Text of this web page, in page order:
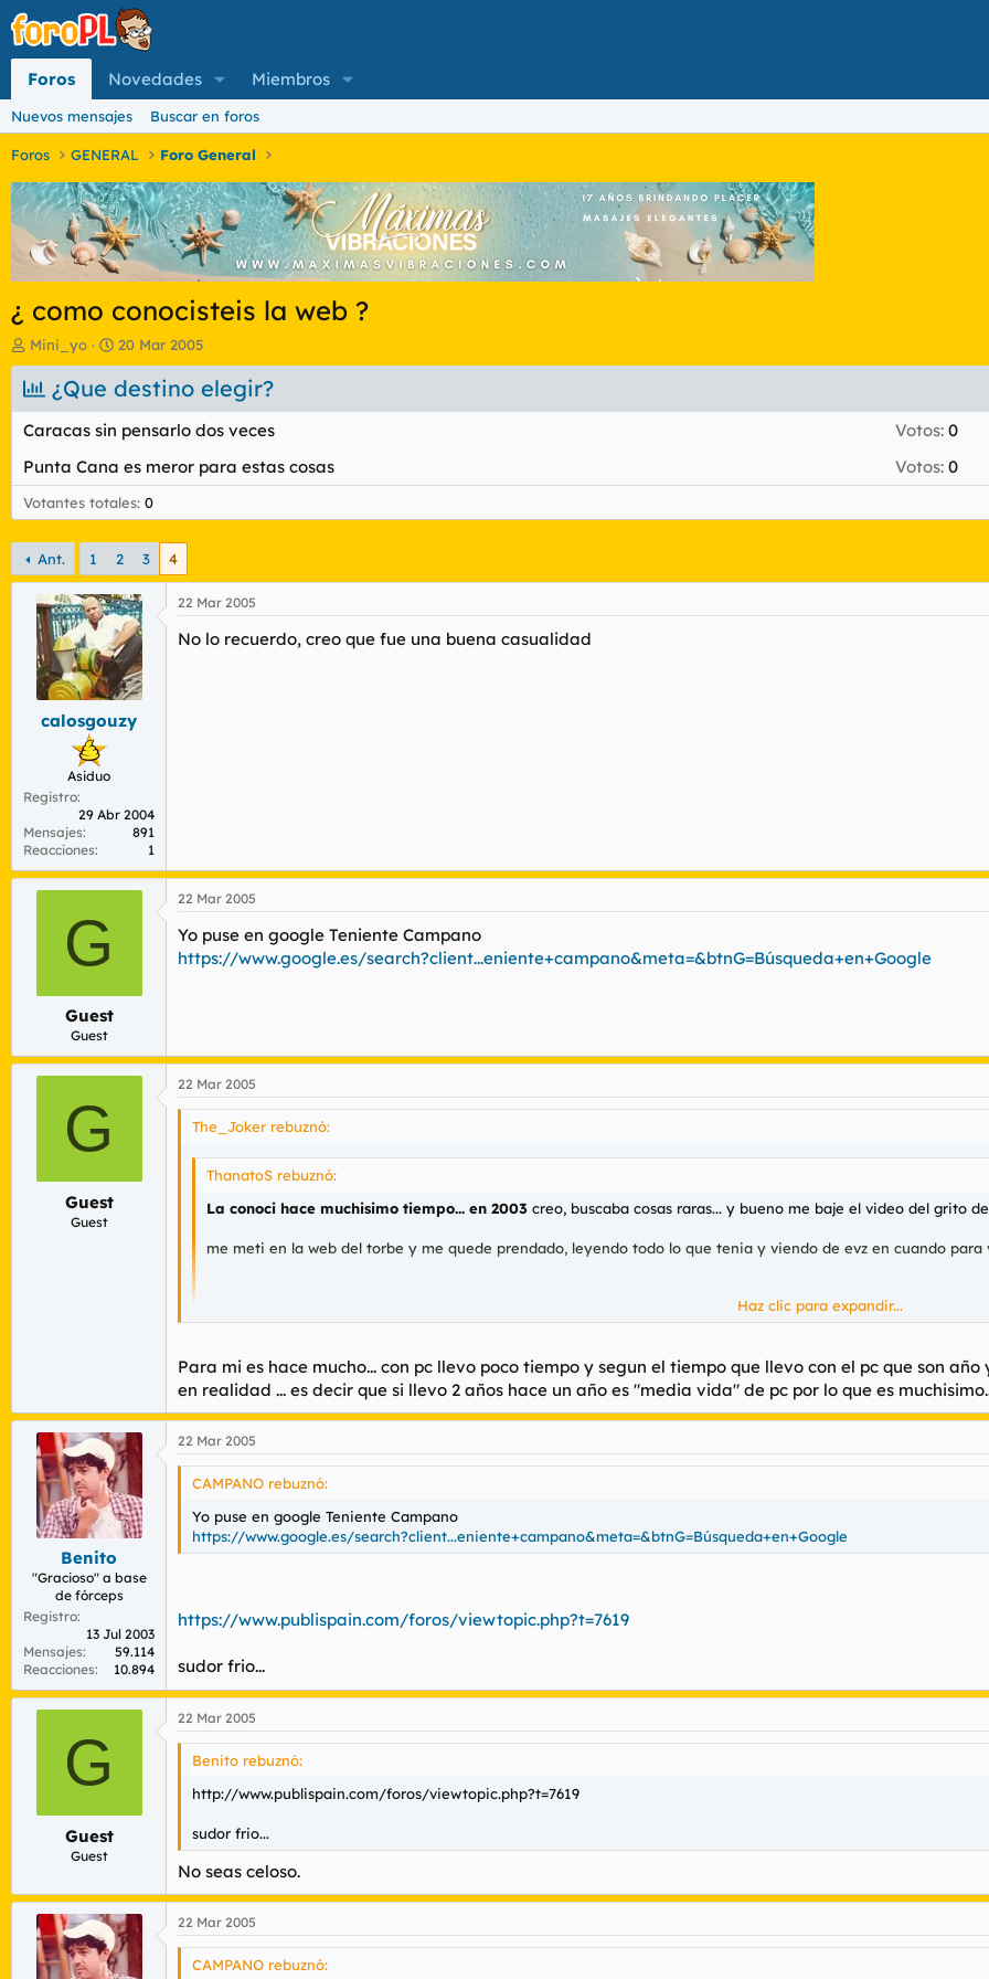
Foros Novedades Miembros
Nuevos mensajes Buscar en foros
Foros GENERAL Foro General
¿ como conocisteis la web ?
I
n
i
c
i
a
d
o
r
d
e
l
t
e
m
a
Mini_yo
F
e
c
h
d
e
i
n
i
c
i
o
20 Mar 2005
¿Que destino elegir?
Caracas sin pensarlo dos veces Votos: 0
Punta Cana es meror para estas cosas
Votos: 0
Votantes totales 0
Ant. 1 2 3 4
calosgouzy
Asiduo
Registro
29 Abr 2004
Mensajes
891
Reacciones
1
22 Mar 2005
No lo recuerdo, creo que fue una buena casualidad
G
Guest
Guest
22 Mar 2005
Yo puse en google Teniente Campano
https://www.google.es/search?client...eniente+campano&meta=&btnG=Búsqueda+en+Google
G
Guest
Guest
22 Mar 2005
The_Joker rebuznó:
ThanatoS rebuznó:
La conoci hace muchisimo tiempo... en 2003 creo, buscaba cosas raras... y bueno me baje el video del grito
me meti en la web del torbe y me quede prendado, leyendo todo lo que tenia y viendo de evz en cuando
Bfff aun en esa epoca los disquetes ni se habian inventado, abuelo cuenta mas historias de cuando eras joven
Haz clic para expandir...
Para mi es hace mucho... con pc llevo poco tiempo y segun el tiempo que llevo con el pc que son
en realidad ... es decir que si llevo 2 años hace un año es "media vida" de pc por lo que es
Benito
"Gracioso" a base
de fórceps
Registro
13 Jul 2003
Mensajes
59.114
Reacciones
10.894
22 Mar 2005
CAMPANO rebuznó:
Yo puse en google Teniente Campano
https://www.google.es/search?client...eniente+campano&meta=&btnG=Búsqueda+en+Google
https://www.publispain.com/foros/viewtopic.php?t=7619
sudor frio...
G
Guest
Guest
22 Mar 2005
Benito rebuznó:
http://www.publispain.com/foros/viewtopic.php?t=7619
sudor frio...
No seas celoso.
22 Mar 2005
CAMPANO rebuznó: